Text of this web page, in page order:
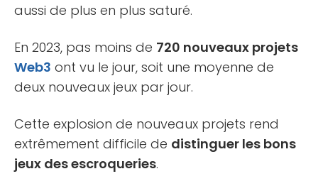
aussi de plus en plus saturé.
En 2023, pas moins de 720 nouveaux projets
Web3 ont vu le jour, soit une moyenne de
deux nouveaux jeux par jour.
Cette explosion de nouveaux projets rend
extrêmement difficile de distinguer les bons
jeux des escroqueries.